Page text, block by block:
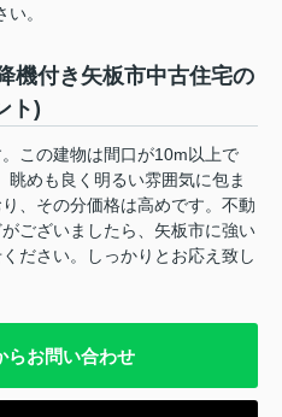
。
機付き矢板市中古住宅の
ト)
この建物は間口が10m以上で
めも良く明るい雰囲気に包ま
、その分価格は高めです。不動
ございましたら、矢板市に強い
ださい。しっかりとお応え致し
らお問い合わせ